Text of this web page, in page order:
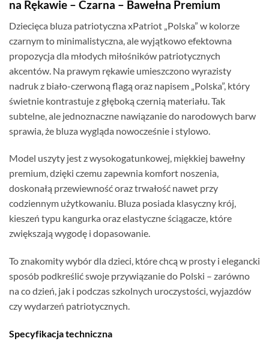
na Rękawie – Czarna – Bawełna Premium
Dziecięca bluza patriotyczna xPatriot „Polska” w kolorze
czarnym to minimalistyczna, ale wyjątkowo efektowna
propozycja dla młodych miłośników patriotycznych
akcentów. Na prawym rękawie umieszczono wyrazisty
nadruk z biało-czerwoną flagą oraz napisem „Polska”, który
świetnie kontrastuje z głęboką czernią materiału. Tak
subtelne, ale jednoznaczne nawiązanie do narodowych barw
sprawia, że bluza wygląda nowocześnie i stylowo.
Model uszyty jest z wysokogatunkowej, miękkiej bawełny
premium, dzięki czemu zapewnia komfort noszenia,
doskonałą przewiewność oraz trwałość nawet przy
codziennym użytkowaniu. Bluza posiada klasyczny krój,
kieszeń typu kangurka oraz elastyczne ściągacze, które
zwiększają wygodę i dopasowanie.
To znakomity wybór dla dzieci, które chcą w prosty i elegancki
sposób podkreślić swoje przywiązanie do Polski – zarówno
na co dzień, jak i podczas szkolnych uroczystości, wyjazdów
czy wydarzeń patriotycznych.
Specyfikacja techniczna